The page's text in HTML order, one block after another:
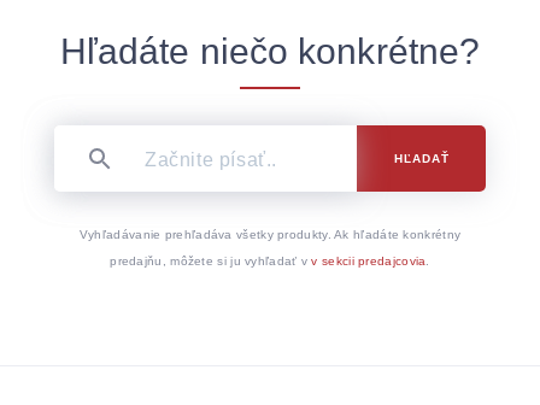
Hľadáte niečo konkrétne?
HĽADAŤ
Vyhľadávanie prehľadáva všetky produkty. Ak hľadáte konkrétny
predajňu, môžete si ju vyhľadať vv sekcii predajcovia.